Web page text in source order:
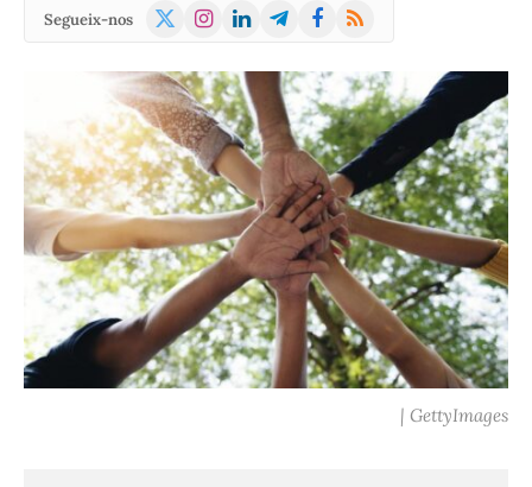
Segueix-nos
X
Instagram
LinkedInTelegramFacebook
RSS
| GettyImages